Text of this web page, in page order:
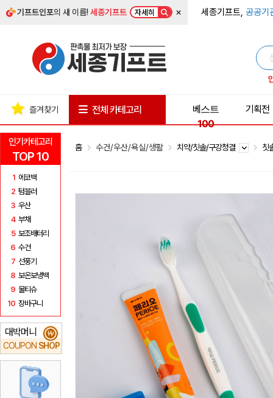
기프트인포의 새 이름!세종기프트 자세히 × 세종기프트, 공공기
인기카테고리
TOP 10
1 에코백
2 텀블러
3 우산
4 부채
5 보조배터리
6 수건
7 선풍기
8 보온보냉백
9 물티슈
10 장바구니
대박머니
COUPON SHOP
₩
즐겨찾기 전체 카테고리
베스트
100
기획전
홈 수건/우산/욕실/생활 치약/칫솔/구강청결 칫